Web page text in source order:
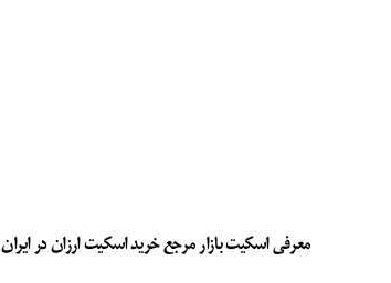
معرفی اسکیت بازار مرجع خرید اسکیت ارزان در ایران